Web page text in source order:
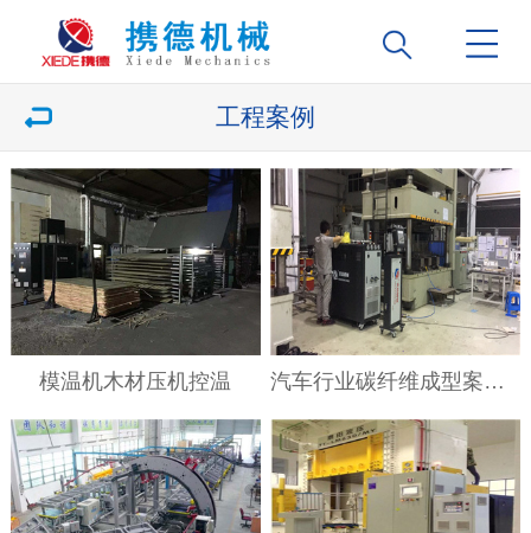
工程案例
模温机木材压机控温 汽车行业碳纤维成型案例——蒸汽转换模温机